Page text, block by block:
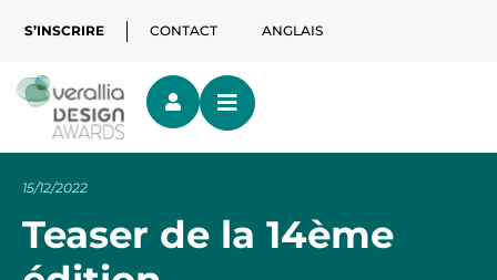
S’INSCRIRE CONTACT ANGLAIS
15/12/2022
Teaser de la 14ème